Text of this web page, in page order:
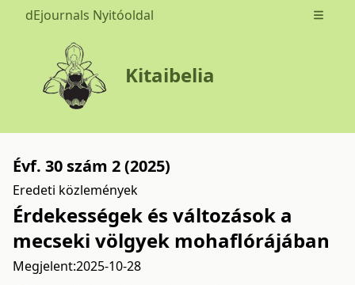
dEjournals Nyitóoldal Open
Kitaibelia
Évf. 30 szám 2 (2025)
Eredeti közlemények
Érdekességek és változások a
mecseki völgyek mohaflórájában
Megjelent:2025-10-28